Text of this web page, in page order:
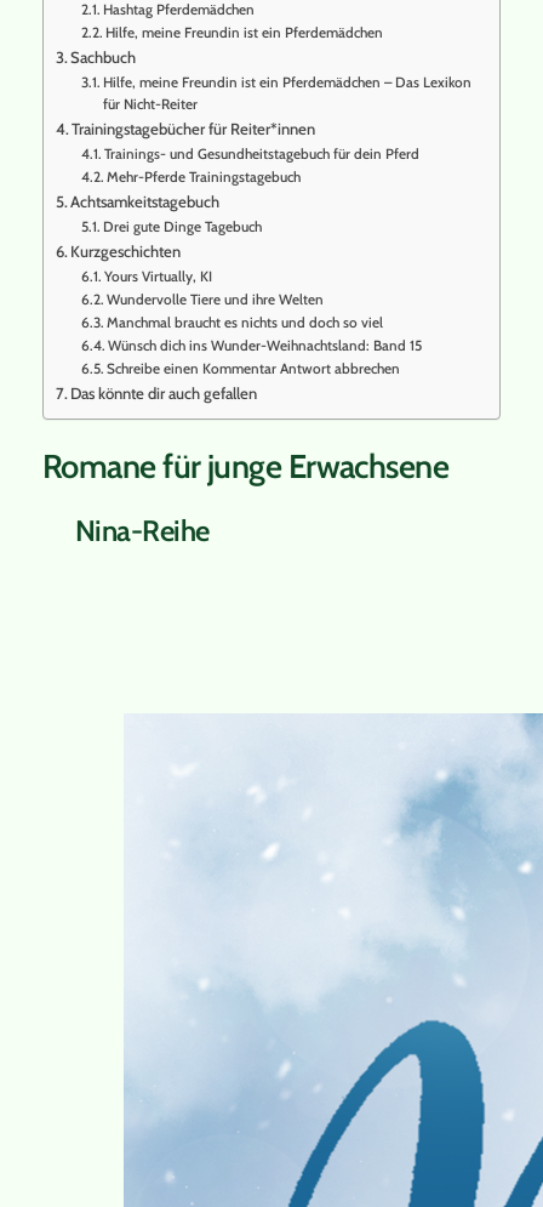
Hashtag Pferdemädchen
Hilfe, meine Freundin ist ein Pferdemädchen
Sachbuch
Hilfe, meine Freundin ist ein Pferdemädchen – Das Lexikon
für Nicht-Reiter
Trainingstagebücher für Reiter*innen
Trainings- und Gesundheitstagebuch für dein Pferd
Mehr-Pferde Trainingstagebuch
Achtsamkeitstagebuch
Drei gute Dinge Tagebuch
Kurzgeschichten
Yours Virtually, KI
Wundervolle Tiere und ihre Welten
Manchmal braucht es nichts und doch so viel
Wünsch dich ins Wunder-Weihnachtsland: Band 15
Schreibe einen Kommentar Antwort abbrechen
Das könnte dir auch gefallen
Romane für junge Erwachsene
Nina-Reihe